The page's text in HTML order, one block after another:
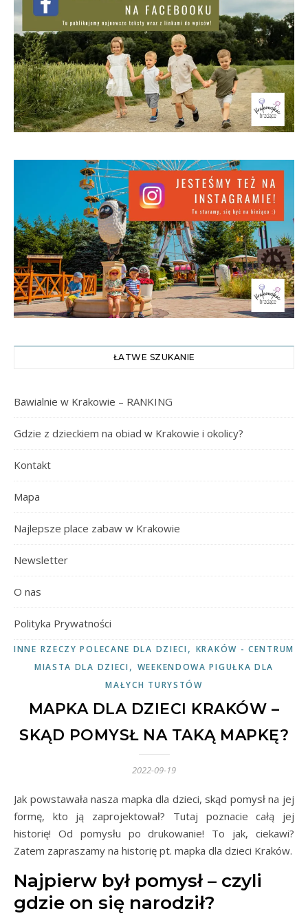
ŁATWE SZUKANIE
Bawialnie w Krakowie – RANKING
Gdzie z dzieckiem na obiad w Krakowie i okolicy?
Kontakt
Mapa
Najlepsze place zabaw w Krakowie
Newsletter
O nas
Polityka Prywatności
INNE RZECZY POLECANE DLA DZIECI, KRAKÓW - CENTRUM
MIASTA DLA DZIECI, WEEKENDOWA PIGUŁKA DLA
MAŁYCH TURYSTÓW
MAPKA DLA DZIECI KRAKÓW –
SKĄD POMYSŁ NA TAKĄ MAPKĘ?
2022-09-19
Jak powstawała nasza mapka dla dzieci, skąd pomysł na jej
formę, kto ją zaprojektował? Tutaj poznacie całą jej
historię! Od pomysłu po drukowanie! To jak, ciekawi?
Zatem zapraszamy na historię pt. mapka dla dzieci Kraków.
Najpierw był pomysł – czyli
gdzie on się narodził?